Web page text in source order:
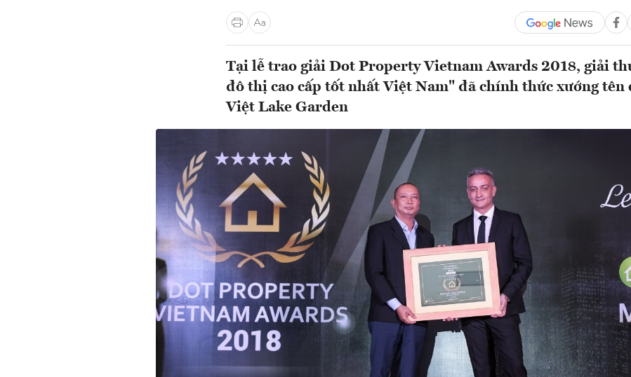
Tại lễ trao giải Dot Property Vietnam Awards 2018, giải
đô thị cao cấp tốt nhất Việt Nam" đã chính thức xướng tên
Việt Lake Garden